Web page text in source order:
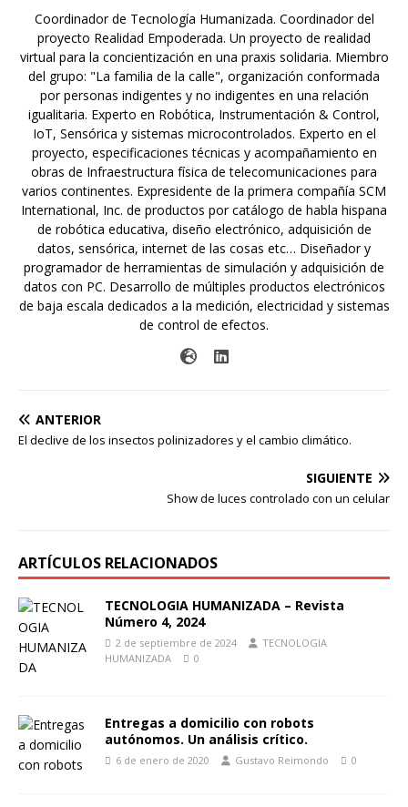
Coordinador de Tecnología Humanizada. Coordinador del
proyecto Realidad Empoderada. Un proyecto de realidad
virtual para la concientización en una praxis solidaria. Miembro
del grupo: "La familia de la calle", organización conformada
por personas indigentes y no indigentes en una relación
igualitaria. Experto en Robótica, Instrumentación & Control,
IoT, Sensórica y sistemas microcontrolados. Experto en el
proyecto, especificaciones técnicas y acompañamiento en
obras de Infraestructura física de telecomunicaciones para
varios continentes. Expresidente de la primera compañía SCM
International, Inc. de productos por catálogo de habla hispana
de robótica educativa, diseño electrónico, adquisición de
datos, sensórica, internet de las cosas etc… Diseñador y
programador de herramientas de simulación y adquisición de
datos con PC. Desarrollo de múltiples productos electrónicos
de baja escala dedicados a la medición, electricidad y sistemas
de control de efectos.
ANTERIOR
El declive de los insectos polinizadores y el cambio climático.
SIGUIENTE
Show de luces controlado con un celular
ARTÍCULOS RELACIONADOS
TECNOLOGIA HUMANIZADA – Revista
Número 4, 2024
2 de septiembre de 2024
TECNOLOGIA
HUMANIZADA
0
Entregas a domicilio con robots
autónomos. Un análisis crítico.
6 de enero de 2020 Gustavo Reimondo 0